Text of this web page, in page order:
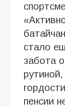
стало
забота
пенсии